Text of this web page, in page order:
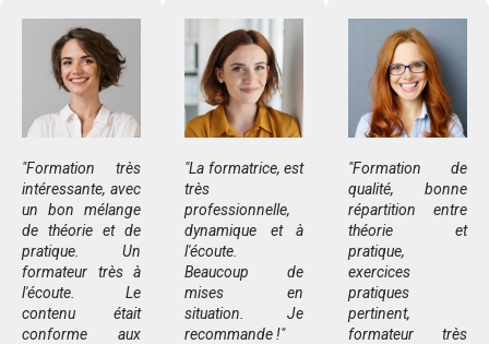
"Formation très
intéressante, avec
un bon mélange
de théorie et de
pratique. Un
formateur très à
l'écoute. Le
contenu était
conforme aux
"La formatrice, est
très
professionnelle,
dynamique et à
l'écoute.
Beaucoup de
mises en
situation. Je
recommande !"
"Formation de
qualité, bonne
répartition entre
théorie et
pratique,
exercices
pratiques
pertinent,
formateur très